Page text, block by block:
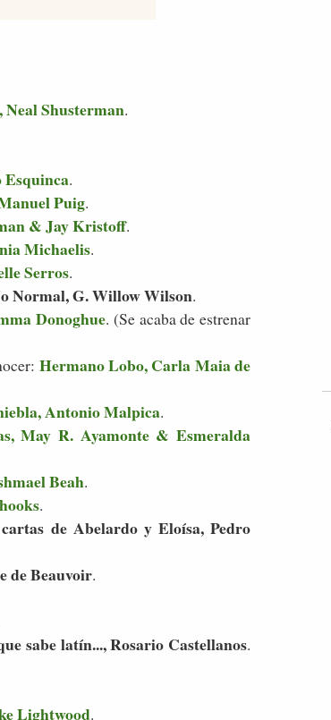
Neal Shusterman.
.
Puig.
& Jay Kristoff.
Michaelis.
Serros.
Normal, G. Willow Wilson.
Donoghue. (Se acaba de estrenar
Hermano Lobo, Carla Maia de
Antonio Malpica.
May R. Ayamonte & Esmeralda
Beah.
.
de Abelardo y Eloísa, Pedro
de Beauvoir.
sabe latín..., Rosario Castellanos.
Lightwood.